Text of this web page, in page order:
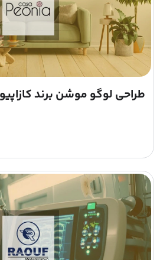
طراحی لوگو موشن برند